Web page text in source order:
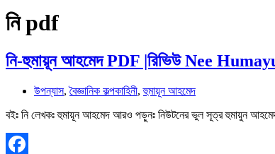
নি pdf
নি-হুমায়ূন আহমেদ PDF |রিভিউ Nee
উপন্যাস,বৈজ্ঞানিক কল্পকাহিনী,হুমায়ূন আহমেদ
বইঃ নি লেখকঃ হুমায়ূন আহমেদ আরও পড়ুনঃ নিউটনের ভুল সূত্র হুমায়ুন